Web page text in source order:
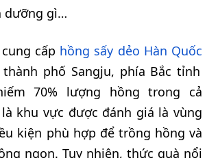
dưỡng gì…
cấp hồng sấy dẻo Hàn Quốc
phố Sangju, phía Bắc tỉnh
70% lượng hồng trong cả
khu vực được đánh giá là vùng
kiện phù hợp để trồng hồng và
ngon. Tuy nhiên, thức quà nổi